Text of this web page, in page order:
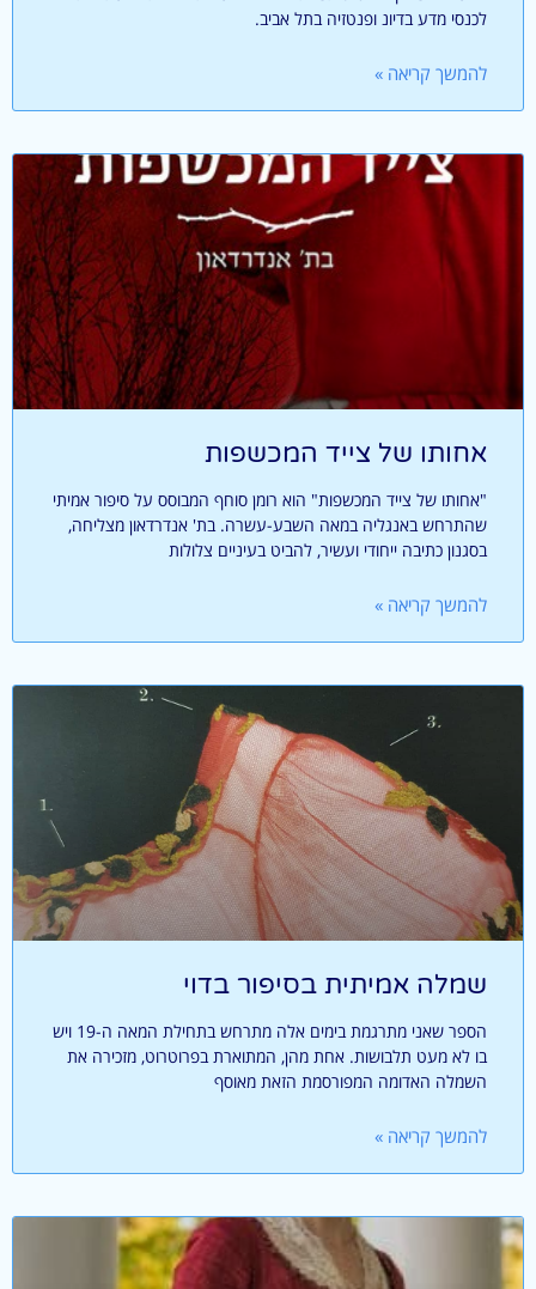
לכנסי מדע בדיונ ופנטזיה בתל אביב.
להמשך קריאה »
אחותו של צייד המכשפות
"אחותו של צייד המכשפות" הוא רומן סוחף המבוסס על סיפור אמיתי
שהתרחש באנגליה במאה השבע-עשרה. בת' אנדרדאון מצליחה,
בסגנון כתיבה ייחודי ועשיר, להביט בעיניים צלולות
להמשך קריאה »
שמלה אמיתית בסיפור בדוי
הספר שאני מתרגמת בימים אלה מתרחש בתחילת המאה ה-19 ויש
בו לא מעט תלבושות. אחת מהן, המתוארת בפרוטרוט, מזכירה את
השמלה האדומה המפורסמת הזאת מאוסף
להמשך קריאה »